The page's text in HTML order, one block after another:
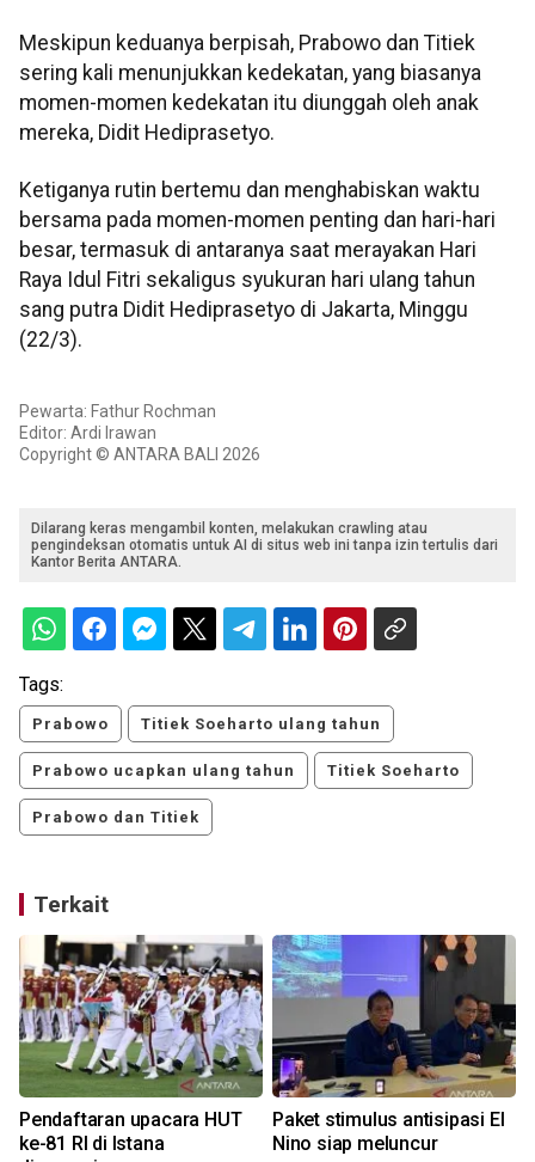
Meskipun keduanya berpisah, Prabowo dan Titiek
sering kali menunjukkan kedekatan, yang biasanya
momen-momen kedekatan itu diunggah oleh anak
mereka, Didit Hediprasetyo.
Ketiganya rutin bertemu dan menghabiskan waktu
bersama pada momen-momen penting dan hari-hari
besar, termasuk di antaranya saat merayakan Hari
Raya Idul Fitri sekaligus syukuran hari ulang tahun
sang putra Didit Hediprasetyo di Jakarta, Minggu
(22/3).
Pewarta: Fathur Rochman
Editor: Ardi Irawan
Copyright © ANTARA BALI 2026
Dilarang keras mengambil konten, melakukan crawling atau
pengindeksan otomatis untuk AI di situs web ini tanpa izin tertulis dari
Kantor Berita ANTARA.
Tags:
Prabowo Titiek Soeharto ulang tahun
Prabowo ucapkan ulang tahun Titiek Soeharto
Prabowo dan Titiek
Terkait
Pendaftaran upacara HUT
ke-81 RI di Istana
Paket stimulus antisipasi El
Nino siap meluncur